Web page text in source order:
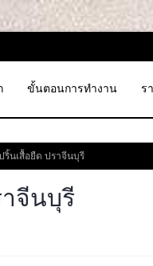
ขั้นตอนการทำงาน ร
ริ้นเสื้อยืด ปราจีนบุรี
จีนบุรี